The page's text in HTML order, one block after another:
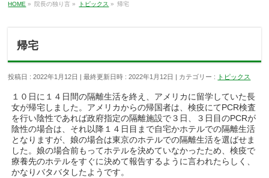
HOME » 院長の独り言 » トピックス » 帰宅
帰宅
投稿日 : 2022年1月12日 最終更新日時 : 2022年1月12日 カテゴリー : トピックス
１０日に１４日間の隔離生活を終え、アメリカに留学していた長
女が帰宅しました。アメリカからの帰国者は、検疫にてPCR検査
を行い陰性であれば政府指定の隔離施設で３日、３日目のPCRが
陰性の場合は、それ以降１４日目まで自宅かホテルでの隔離生活
となりますが、娘の場合は東京のホテルでの隔離生活を選ばせま
した。娘の場合前もってホテルを決めていなかったため、検疫で
療養先のホテルをすぐに決めて報告するように言われたらしく、
かなりバタバタしたようです。